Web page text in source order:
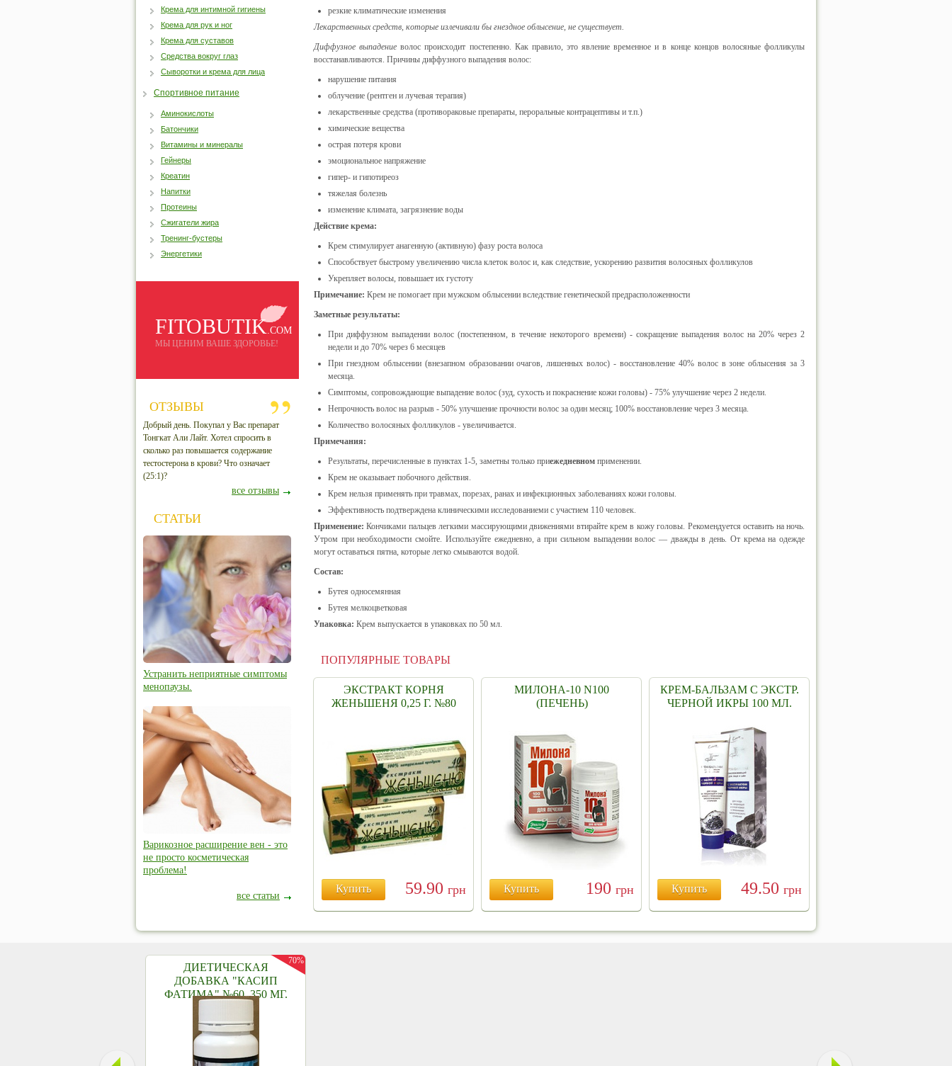
резкие климатические изменения
Лекарственных средств, которые излечивали бы гнездное облысение, не существует.
Диффузное выпадение волос происходит постепенно. Как правило, это явление временное и в конце концов волосяные фолликулы
восстанавливаются. Причины диффузного выпадения волос:
нарушение питания
облучение (рентген и лучевая терапия)
лекарственные средства (противораковые препараты, пероральные контрацептивы и т.п.)
химические вещества
острая потеря крови
эмоциональное напряжение
гипер- и гипотиреоз
тяжелая болезнь
изменение климата, загрязнение воды
Действие крема:
Крем стимулирует анагенную (активную) фазу роста волоса
Способствует быстрому увеличению числа клеток волос и, как следствие, ускорению развития волосяных фолликулов
Укрепляет волосы, повышает их густоту
Примечание: Крем не помогает при мужском облысении вследствие генетической предрасположенности
Заметные результаты:
При диффузном выпадении волос (постепенном, в течение некоторого времени) - сокращение выпадения волос на 20% через 2
недели и до 70% через 6 месяцев
При гнездном облысении (внезапном образовании очагов, лишенных волос) - восстановление 40% волос в зоне облысения за 3
месяца.
Симптомы, сопровождающие выпадение волос (зуд, сухость и покраснение кожи головы) - 75% улучшение через 2 недели.
Непрочность волос на разрыв - 50% улучшение прочности волос за один месяц; 100% восстановление через 3 месяца.
Количество волосяных фолликулов - увеличивается.
Примечания:
Результаты, перечисленные в пунктах 1-5, заметны только приежедневном применении.
Крем не оказывает побочного действия.
Крем нельзя применять при травмах, порезах, ранах и инфекционных заболеваниях кожи головы.
Эффективность подтверждена клиническими исследованиеми с участием 110 человек.
Применение:Кончиками пальцев легкими массирующими движениями втирайте крем в кожу головы. Рекомендуется оставить на ночь.
Утром при необходимости смойте. Используйте ежедневно, а при сильном выпадении волос — дважды в день. От крема на одежде
могут оставаться пятна, которые легко смываются водой.
Состав:
Бутея односемянная
Бутея мелкоцветковая
Упаковка: Крем выпускается в упаковках по 50 мл.
ПОПУЛЯРНЫЕ ТОВАРЫ
ЭКСТРАКТ КОРНЯ
ЖЕНЬШЕНЯ 0,25 Г. №80
Купить 59.90 грн
МИЛОНА-10 N100
(ПЕЧЕНЬ)
Купить 190 грн
КРЕМ-БАЛЬЗАМ С ЭКСТР.
ЧЕРНОЙ ИКРЫ 100 МЛ.
Купить 49.50 грн
Крема для интимной гигиены
Крема для рук и ног
Крема для суставов
Средства вокруг глаз
Сыворотки и крема для лица
Спортивное питание
Аминокислоты
Батончики
Витамины и минералы
Гейнеры
Креатин
Напитки
Протеины
Сжигатели жира
Тренинг-бустеры
Энергетики
FITOBUTIK.COM
МЫ ЦЕНИМ ВАШЕ ЗДОРОВЬЕ!
ОТЗЫВЫ
Добрый день. Покупал у Вас препарат
Тонгкат Али Лайт. Хотел спросить в
сколько раз повышается содержание
тестостерона в крови? Что означает
(25:1)?
все отзывы
СТАТЬИ
Устранить неприятные симптомы
менопаузы.
Варикозное расширение вен - это
не просто косметическая
проблема!
все статьи
ДИЕТИЧЕСКАЯ
ДОБАВКА "КАСИП
ФАТИМА" №60, 350 МГ.
70%